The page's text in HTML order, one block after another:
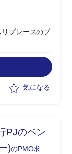
リプレースのプ
で兼務いただ
システム(PKG)
整、資料作
気になる
PJのベン
)のPMO求